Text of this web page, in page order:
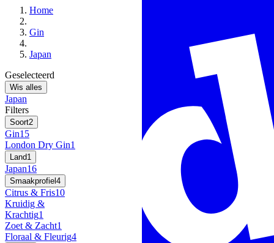
Home
Gin
Japan
Geselecteerd
Wis alles
Japan
Filters
Soort2
Gin15
London Dry Gin1
Land1
Japan16
Smaakprofiel 4
Citrus & Fris10
Kruidig &
Krachtig1
Zoet & Zacht1
Floraal & Fleurig4